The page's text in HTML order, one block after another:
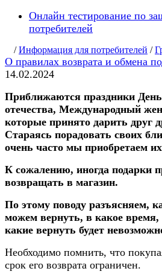
Онлайн тестирование по
потребителей
/Информация для потребителей /
О правилах возврата и обмена
14.02.2024
Приближаются праздники
отечества, Международный
которые принято дарить друг
Стараясь порадовать своих
очень часто мы приобретаем их
К сожалению, иногда подарки
возвращать в магазин.
По этому поводу разъясняем,
можем вернуть, в какое время,
какие вернуть будет
Необходимо помнить, что
срок его возврата ограничен.